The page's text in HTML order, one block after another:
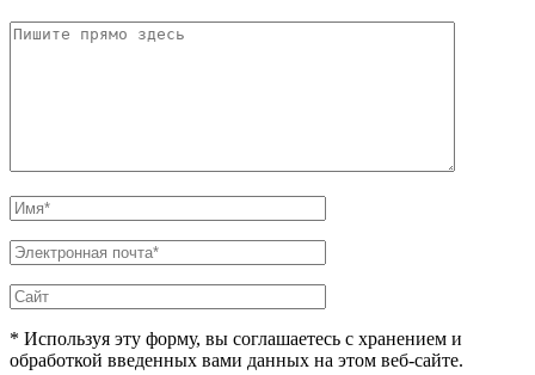
* Используя эту форму, вы соглашаетесь с хранением и
обработкой введенных вами данных на этом веб-сайте.